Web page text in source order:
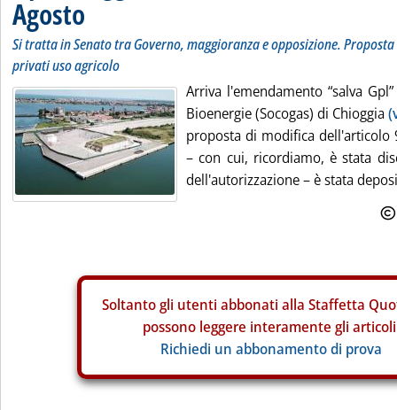
Agosto
Si tratta in Senato tra Governo, maggioranza e opposizione.
privati uso agricolo
Arriva l'emendamento “salva
Bioenergie (Socogas) di Chioggia
proposta di modifica dell'articolo
– con cui, ricordiamo, è stata
dell'autorizzazione – è stata
Soltanto gli utenti abbonati alla Staffetta
possono leggere interamente gli
Richiedi un abbonamento di prova